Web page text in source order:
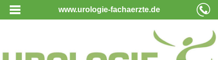
www.urologie-fachaerzte.de